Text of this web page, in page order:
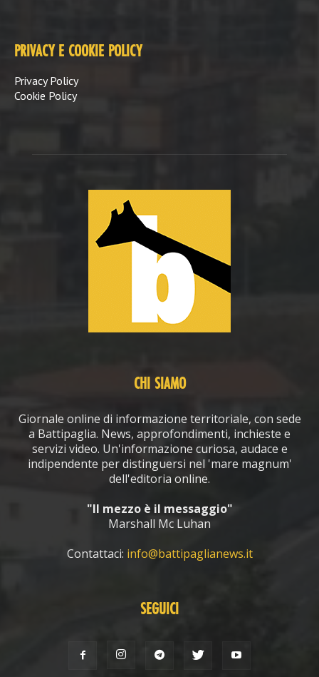
PRIVACY E COOKIE POLICY
Privacy Policy
Cookie Policy
CHI SIAMO
Giornale online di informazione territoriale, con sede
a Battipaglia. News, approfondimenti, inchieste e
servizi video. Un'informazione curiosa, audace e
indipendente per distinguersi nel 'mare magnum'
dell'editoria online.
"Il mezzo è il messaggio"
Marshall Mc Luhan
Contattaci: info@battipaglianews.it
SEGUICI